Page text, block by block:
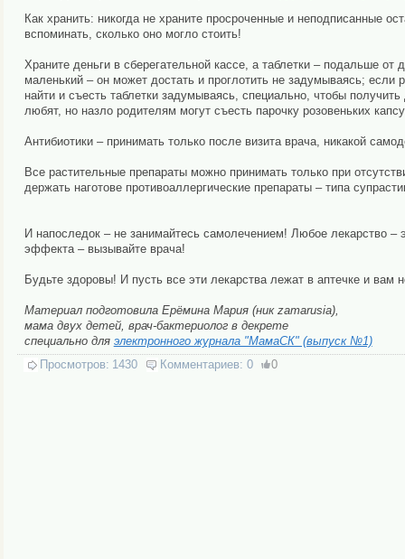
Как хранить: никогда не храните просроченные и неподписанные
вспоминать, сколько оно могло стоить!
Храните деньги в сберегательной кассе, а таблетки – подальше
маленький – он может достать и проглотить не задумываясь;
найти и съесть таблетки задумываясь, специально, чтобы
любят, но назло родителям могут съесть парочку розовеньких
Антибиотики – принимать только после визита врача, никакой
Все растительные препараты можно принимать только при
держать наготове противоаллергические препараты – типа
И напоследок – не занимайтесь самолечением! Любое лекарство
эффекта – вызывайте врача!
Будьте здоровы! И пусть все эти лекарства лежат в аптечке и вам
Материал подготовила Ерёмина Мария (ник zamarusia),
мама двух детей, врач-бактериолог в декрете
специально для электронного журнала "МамаСК" (выпуск №1)
Просмотров: 1430 Комментариев: 0 0